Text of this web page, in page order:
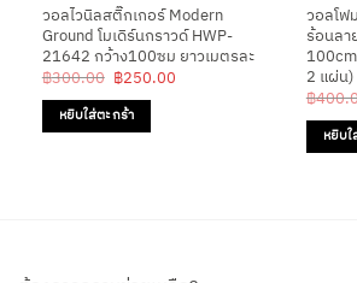
วอลไวนิลสติ๊กเกอร์ Modern
Ground โมเดิร์นกราวด์ HWP-
21642 กว้าง100ซม ยาวเมตรละ
฿300.00 Original
price
was:
฿300.00.
฿250.00Current
หยิบใส่ตะกร้า
วอลโฟ
ร้อนลา
2 แผ่น)
฿
หยิบ